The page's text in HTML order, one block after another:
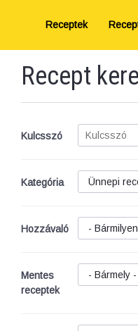
Receptek
Recept
Kulcsszó
Kategória
Hozzávaló
Mentes
receptek